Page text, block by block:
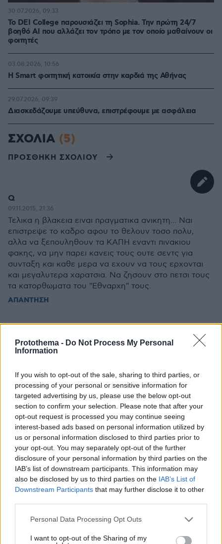
Protothema - Do Not Process My Personal
Information
If you wish to opt-out of the sale, sharing to third parties, or
processing of your personal or sensitive information for
targeted advertising by us, please use the below opt-out
section to confirm your selection. Please note that after your
opt-out request is processed you may continue seeing
interest-based ads based on personal information utilized by
us or personal information disclosed to third parties prior to
your opt-out. You may separately opt-out of the further
disclosure of your personal information by third parties on the
IAB’s list of downstream participants. This information may
also be disclosed by us to third parties on the IAB’s List of
Downstream Participants that may further disclose it to other
Please note that this website/app uses one or more Google
not limited to your visit or usage behaviour. You may click to
Personal Data Processing Opt Outs
I want to opt-out of the Sharing of my
Το DEI College παρουσιάζει τη Sophia. Την πρώτη 24/7
βοηθό AI που αλλάζει τον τρόπο με τον οποίο μαθαίνουν οι
φοιτητές
30.07.2026, 09:33
Η Smart φοιτητική κατοικία στην καρδιά της Αθήνας
03.08.2026, 10:56
Διασκεδάζουμε υπεύθυνα, επιστρέφουμε με ασφάλεια
29.07.2026, 09:39
ΣΧΟΛΙΑ (5)
ΠΡΟΣΘΗΚΗ ΣΧΟΛΙΟΥ
Q
09.11.2015, 21:36
Τελικα η βλακεια ειναι πραγματικα ανικητη... Ναι
επιστρεψε το καδρο αφου το θελουν τοσο πολυ,
αλλα να ξεπουληθουν τα ΚΑΠΗ εναντι πινακιου
φακης, να μην παρει κανεις τους ουτε σεντς για
συνταξη και καθε μερα να εχουν να τους ερχονται
και μεγαλυτερα χαρατσια. Να ζησουν στο πετσι τους
τα κατορθωματα του "Εθναρχη" τους.
ΑΠΑΝΤΗΣΗ
09.11.2015, 18:06
Εγώ πάντως θα τους έστελνα όλους για σφάξιμο
Www
09.11.2015, 17:50
Ο ανδρεας ανεδειξε την ανθρωπινη αξιοπρεπεια γιατι
απλα ειχε χαρακτηριστικα
ανθρωπου.....ευαισθητος,φιλικος, ερωτιαρης, ποτης,
ελλατωματα......και ετσι ζουσε, και αυτο τον καθιστα
"θεο" στα ματια των απλων κυριως ανθρωπων
ΑΠΑΝΤΗΣΗ
Νομίζω ότι το σωστό είναι να την κατεβάσουν πολύ
πιο χαμηλά για να κάνουν και τον σταυρό τους κάθε